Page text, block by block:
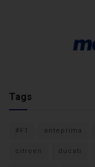
Tags
#F1 anteprima
citroen ducati